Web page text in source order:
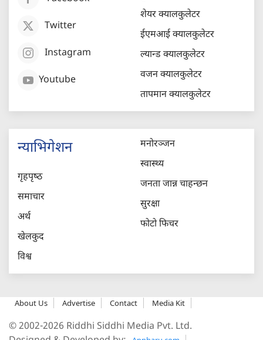
Twitter
Instagram
Youtube
शेयर क्यालकुलेटर
ईएमआई क्यालकुलेटर
ल्यान्ड क्यालकुलेटर
वजन क्यालकुलेटर
तापमान क्यालकुलेटर
न्याभिगेशन
गृहपृष्‍ठ
समाचार
अर्थ
खेलकुद
विश्व
मनोरञ्जन
स्वास्थ्य
जनता जान्न चाहन्छन
सुरक्षा
फोटो फिचर
About Us Advertise Contact Media Kit
© 2002-2026 Riddhi Siddhi Media Pvt. Ltd.